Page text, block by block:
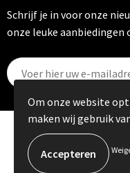
Schrijf je in voor onze
onze leuke aanbiedingen
© Copyright
Om onze website
maken wij gebruik